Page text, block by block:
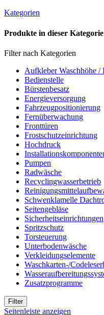
Kategorien
Produkte in dieser Kategorie
Filter nach Kategorien
Aufkleber Waschhöhe /
Bedienstelle
Bürstenbesatz
Energieversorgung
Fahrzeugpositionierung
Fernüberwachung
Fronttüren
Frostschutzeinrichtung
Hochdruck
Pumpen
Radwäsche
Recyclingwasserbetrieb
Schwenklamelle
Seitengebläse
Sicherheitseinrichtungen
Spritzschutz
Torsteuerung
Unterbodenwäsche
Verkleidungselemente
Waschkarten-/
Zusatzprogramme
Filter
Seitenleiste anzeigen